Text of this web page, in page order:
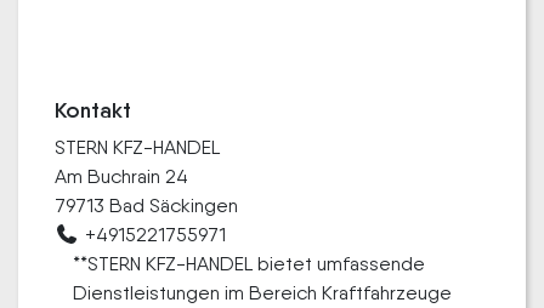
Kontakt
STERN KFZ-HANDEL
Am Buchrain 24
79713 Bad Säckingen
+4915221755971
**STERN KFZ-HANDEL bietet umfassende
Dienstleistungen im Bereich Kraftfahrzeuge